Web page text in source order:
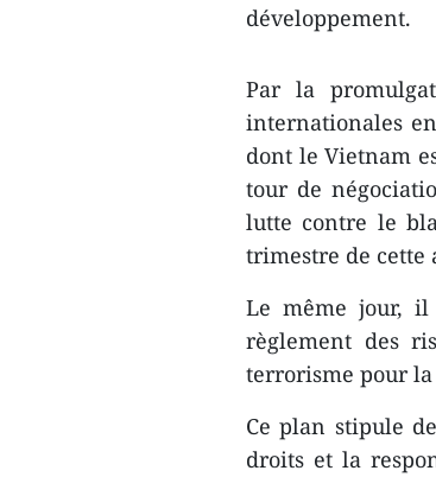
développement.
Par la
internationales
dont le Vietnam
tour de
lutte contre le
trimestre de cette
Le même jour,
règlement des
terrorisme pour la
Ce plan stipule
droits et la